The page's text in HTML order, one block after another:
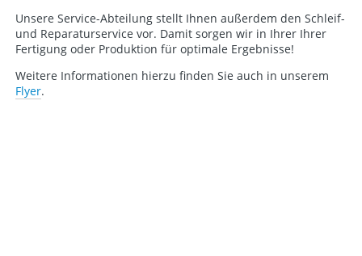
Unsere Service-Abteilung stellt Ihnen außerdem den Schleif-
und Reparaturservice vor. Damit sorgen wir in Ihrer Ihrer
Fertigung oder Produktion für optimale Ergebnisse!
Weitere Informationen hierzu finden Sie auch in unserem
Flyer.